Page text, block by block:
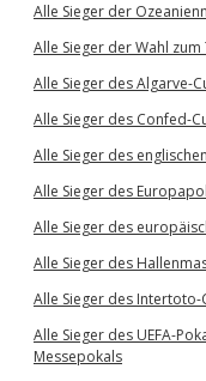
Alle Sieger der
Alle Sieger der Wahl
Alle Sieger des Algarve-
Alle Sieger des Confed-
Alle Sieger des
Alle Sieger des
Alle Sieger des
Alle Sieger des
Alle Sieger des Intertoto-
Alle Sieger des UEFA-
Messepokals